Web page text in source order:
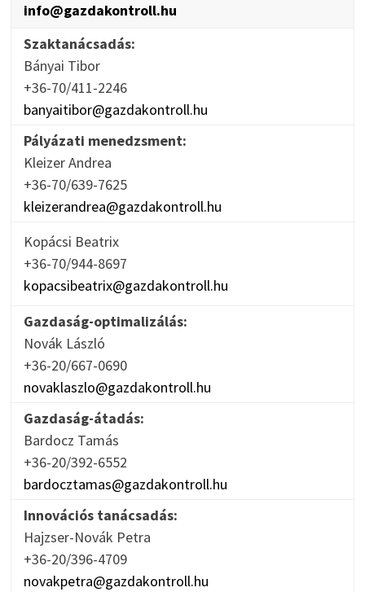
info@gazdakontroll.hu
Szaktanácsadás:
Bányai Tibor
+36-70/411-2246
banyaitibor@gazdakontroll.hu
Pályázati menedzsment:
Kleizer Andrea
+36-70/639-7625
kleizerandrea@gazdakontroll.hu
Kopácsi Beatrix
+36-70/944-8697
kopacsibeatrix@gazdakontroll.hu
Gazdaság-optimalizálás:
Novák László
+36-20/667-0690
novaklaszlo@gazdakontroll.hu
Gazdaság-átadás:
Bardocz Tamás
+36-20/392-6552
bardocztamas@gazdakontroll.hu
Innovációs tanácsadás:
Hajzser-Novák Petra
+36-20/396-4709
novakpetra@gazdakontroll.hu